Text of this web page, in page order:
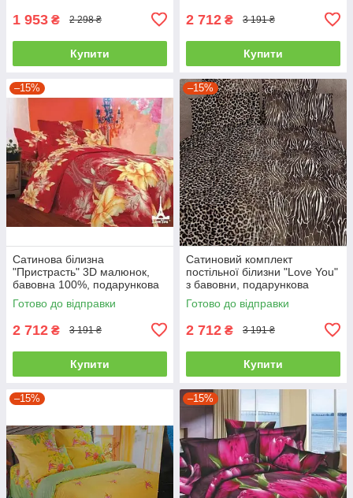
1 953 ₴ 2 298 ₴
Купити
2 712 ₴ 3 191 ₴
Купити
–15%
Сатинова білизна
"Пристрасть" 3D малюнок,
бавовна 100%, подарункова
упаковка полуторний
Готово до відправки
2 712 ₴ 3 191 ₴
Купити
–15%
Сатиновий комплект
постільної білизни "Love You"
з бавовни, подарункова
упаковка полуторний
Готово до відправки
2 712 ₴ 3 191 ₴
Купити
–15% –15%